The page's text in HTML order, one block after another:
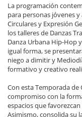
La programación
para personas jóvenes
Circulares y Expresión
los talleres de Danzas
Danza Urbana Hip-Hop
igual forma, se
niego a dimitir y
formativo y creativo
Con esta Temporada de
compromiso con la
espacios que
Asimismo, consolida su